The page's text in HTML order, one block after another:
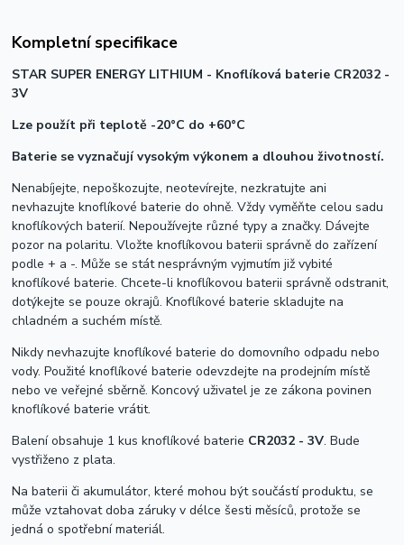
Kompletní specifikace
STAR SUPER ENERGY LITHIUM - Knoflíková baterie CR2032 -
3V
Lze použít při teplotě -20°C do +60°C
Baterie se vyznačují vysokým výkonem a dlouhou životností.
Nenabíjejte, nepoškozujte, neotevírejte, nezkratujte ani
nevhazujte knoflíkové baterie do ohně. Vždy vyměňte celou sadu
knoflíkových baterií. Nepoužívejte různé typy a značky. Dávejte
pozor na polaritu. Vložte knoflíkovou baterii správně do zařízení
podle + a -. Může se stát nesprávným vyjmutím již vybité
knoflíkové baterie. Chcete-li knoflíkovou baterii správně odstranit,
dotýkejte se pouze okrajů. Knoflíkové baterie skladujte na
chladném a suchém místě.
Nikdy nevhazujte knoflíkové baterie do domovního odpadu nebo
vody. Použité knoflíkové baterie odevzdejte na prodejním místě
nebo ve veřejné sběrně. Koncový uživatel je ze zákona povinen
knoflíkové baterie vrátit.
Balení obsahuje 1 kus knoflíkové baterie CR2032 - 3V. Bude
vystřiženo z plata.
Na baterii či akumulátor, které mohou být součástí produktu, se
může vztahovat doba záruky v délce šesti měsíců, protože se
jedná o spotřební materiál.